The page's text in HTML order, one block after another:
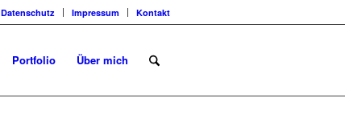
Datenschutz Impressum Kontakt
Portfolio Über mich